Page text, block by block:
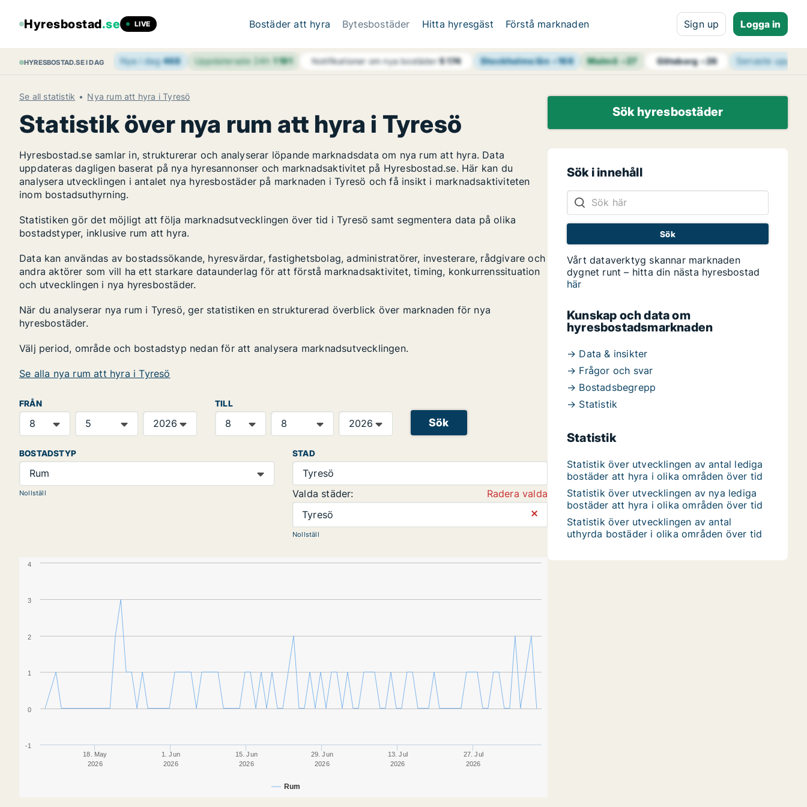
Hyresbostad.se LIVE Bostäder att hyra Bytesbostäder Hitta hyresgäst Förstå marknaden Sign up Logga in
HYRESBOSTAD.SE I DAG Nya i dag468 Uppdaterade 24h 1 191 Notifikationer om nya bostäder5 174 Stockholms län+166 Malmö+27 Göteborg+26 Senaste
Se all statistik Nya rum att hyra i Tyresö
Statistik över nya rum att hyra i Tyresö
Hyresbostad.se samlar in, strukturerar och analyserar löpande marknadsdata om nya rum att hyra. Data
uppdateras dagligen baserat på nya hyresannonser och marknadsaktivitet på Hyresbostad.se. Här kan du
analysera utvecklingen i antalet nya hyresbostäder på marknaden i Tyresö och få insikt i marknadsaktiviteten
inom bostadsuthyrning.
Statistiken gör det möjligt att följa marknadsutvecklingen över tid i Tyresö samt segmentera data på olika
bostadstyper, inklusive rum att hyra.
Data kan användas av bostadssökande, hyresvärdar, fastighetsbolag, administratörer, investerare, rådgivare och
andra aktörer som vill ha ett starkare dataunderlag för att förstå marknadsaktivitet, timing, konkurrenssituation
och utvecklingen i nya hyresbostäder.
När du analyserar nya rum i Tyresö, ger statistiken en strukturerad överblick över marknaden för nya
hyresbostäder.
Välj period, område och bostadstyp nedan för att analysera marknadsutvecklingen.
Se alla nya rum att hyra i Tyresö
FRÅN TILL
Sök
BOSTADSTYP
Rum
Nollställ
STAD
Tyresö
Valda städer:
Radera valda
Tyresö
⨯
Nollställ
Rum
18. May
2026
1. Jun
2026
15. Jun
2026
29. Jun
2026
13. Jul
2026
27. Jul
2026
0
1
2
3
-1
4
Sök hyresbostäder
Sök i innehåll
Vårt dataverktyg skannar marknaden
dygnet runt – hitta din nästa hyresbostad
här
Kunskap och data om
hyresbostadsmarknaden
→ Data & insikter
→ Frågor och svar
→ Bostadsbegrepp
→ Statistik
Statistik
Statistik över utvecklingen av antal lediga
bostäder att hyra i olika områden över tid
Statistik över utvecklingen av nya lediga
bostäder att hyra i olika områden över tid
Statistik över utvecklingen av antal
uthyrda bostäder i olika områden över tid